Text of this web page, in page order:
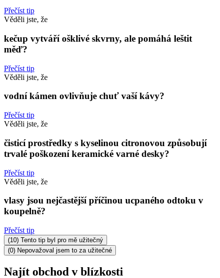
Přečíst tip
Věděli jste, že
kečup vytváří ošklivé skvrny, ale pomáhá leštit
měď?
Přečíst tip
Věděli jste, že
vodní kámen ovlivňuje chuť vaší kávy?
Přečíst tip
Věděli jste, že
čisticí prostředky s kyselinou citronovou způsobují
trvalé poškození keramické varné desky?
Přečíst tip
Věděli jste, že
vlasy jsou nejčastější příčinou ucpaného odtoku v
koupelně?
Přečíst tip
(10) Tento tip byl pro mě užitečný
(0) Nepovažoval jsem to za užitečné
Najít obchod v blízkosti